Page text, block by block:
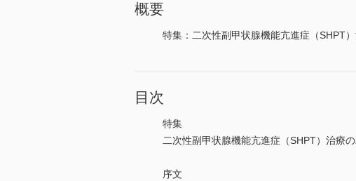
概要
特集：二次性副甲状腺機能亢進症（SHPT
目次
特集
二次性副甲状腺機能亢進症（SHPT）治療
序文